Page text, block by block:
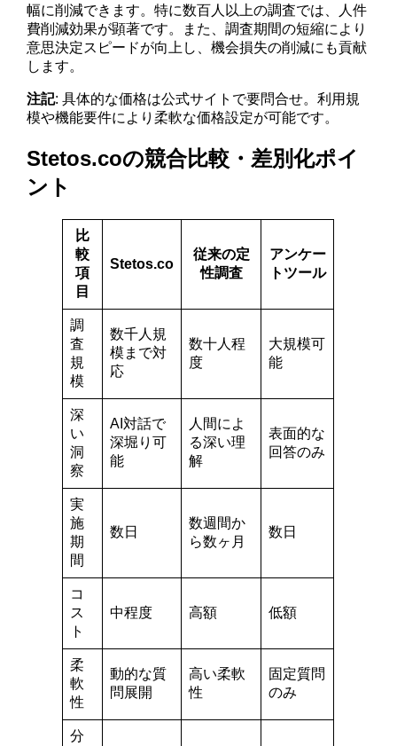
幅に削減できます。特に数百人以上の調査では、人件
費削減効果が顕著です。また、調査期間の短縮により
意思決定スピードが向上し、機会損失の削減にも貢献
します。
注記: 具体的な価格は公式サイトで要問合せ。利用規
模や機能要件により柔軟な価格設定が可能です。
Stetos.coの競合比較・差別化ポイ
ント
比
較
項
目
Stetos.co
従来の定
性調査
アンケー
トツール
調
査
規
模
数千人規
模まで対
応
数十人程
度
大規模可
能
深
い
洞
察
AI対話で
深堀り可
能
人間によ
る深い理
解
表面的な
回答のみ
実
施
期
間
数日
数週間か
ら数ヶ月
数日
コ
ス
ト
中程度 高額 低額
柔
軟
性
動的な質
問展開
高い柔軟
性
固定質問
のみ
分